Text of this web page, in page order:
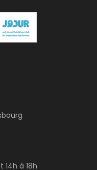
14h à 18h